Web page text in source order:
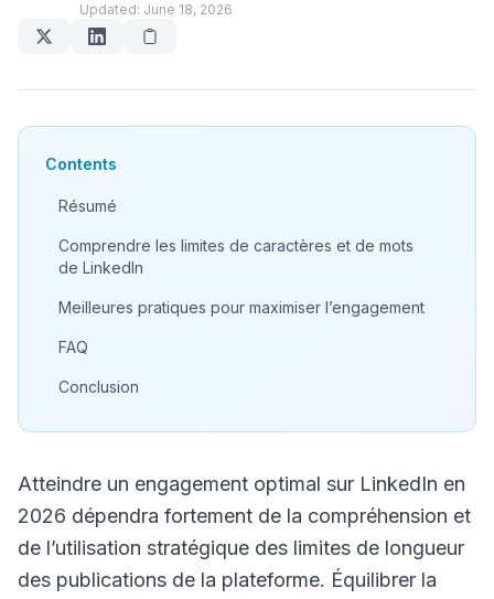
Updated: June 18, 2026
Contents
Résumé
Comprendre les limites de caractères et de mots
de LinkedIn
Meilleures pratiques pour maximiser l’engagement
FAQ
Conclusion
Atteindre un engagement optimal sur LinkedIn en
2026 dépendra fortement de la compréhension et
de l’utilisation stratégique des limites de longueur
des publications de la plateforme. Équilibrer la